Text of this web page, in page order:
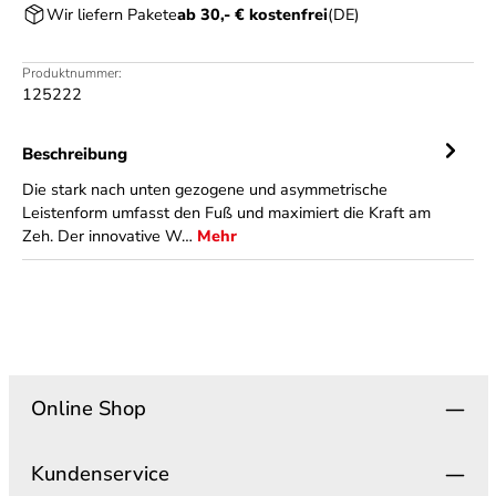
Wir liefern Paketeab 30,- € kostenfrei(DE)
Produktnummer:
125222
Beschreibung
Die stark nach unten gezogene und asymmetrische
Leistenform umfasst den Fuß und maximiert die Kraft am
Zeh. Der innovative W… Mehr
Online Shop
Kundenservice